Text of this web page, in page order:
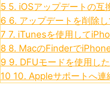
5 5. iOSアップデートの互
6 6. アップデートを削除
7 7. iTunesを使用して
8 8. MacのFinderで
9 9. DFUモードを使用し
10 10. Appleサポートへ連